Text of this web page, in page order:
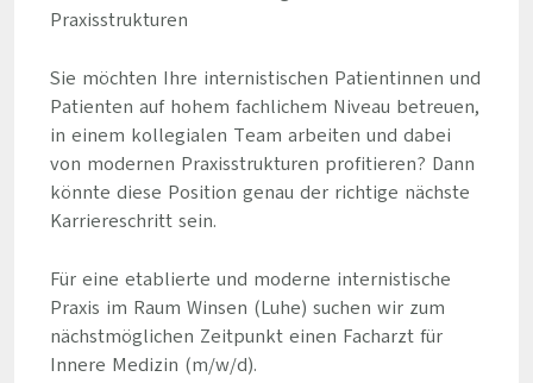
Praxisstrukturen
Sie möchten Ihre internistischen Patientinnen und
Patienten auf hohem fachlichem Niveau betreuen,
in einem kollegialen Team arbeiten und dabei
von modernen Praxisstrukturen profitieren? Dann
könnte diese Position genau der richtige nächste
Karriereschritt sein.
Für eine etablierte und moderne internistische
Praxis im Raum Winsen (Luhe) suchen wir zum
nächstmöglichen Zeitpunkt einen Facharzt für
Innere Medizin (m/w/d).